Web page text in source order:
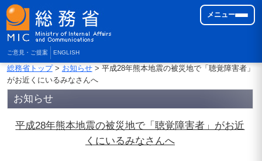
ご意見・ご提案 ENGLISH
メニュー
総務省トップ> お知らせ> 平成28年熊本地震の被災地で「聴覚障害者」
がお近くにいるみなさんへ
お知らせ
平成28年熊本地震の被災地で「聴覚障害者」がお近
くにいるみなさんへ